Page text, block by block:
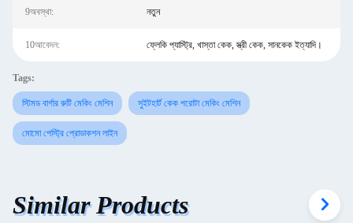
9অবস্থা: নতুন
10আবেদন: ফ্লেকি প্যাস্ট্রি, খাস্তা কেক, স্ত্রী কেক, সানকেক ইত্যাদি।
Tags:
স্টিমড বার্গার রুটি মেকিং মেশিন সুইটহার্ট কেক পরোটা মেকিং মেশিন
মোমো পেস্ট্রি প্রোডাকশন লাইন
Similar Products